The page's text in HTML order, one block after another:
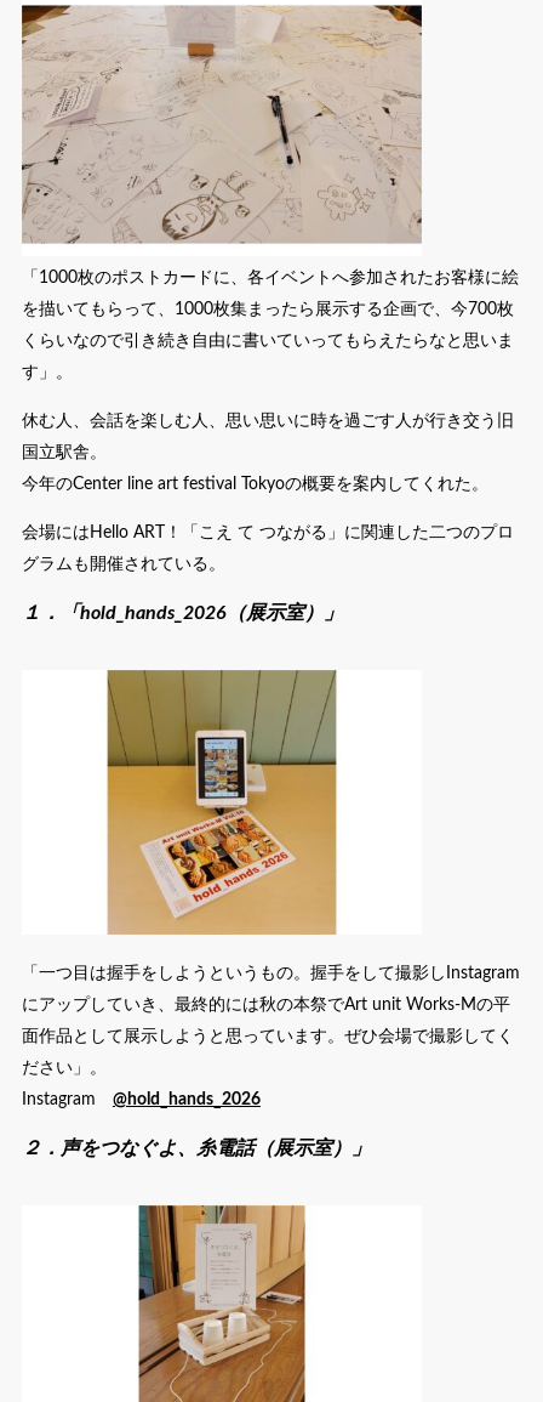
「1000枚のポストカードに、各イベントへ参加されたお客様に絵
を描いてもらって、1000枚集まったら展示する企画で、今700枚
くらいなので引き続き自由に書いていってもらえたらなと思いま
す」。
休む人、会話を楽しむ人、思い思いに時を過ごす人が行き交う旧
国立駅舎。
今年のCenter line art festival Tokyoの概要を案内してくれた。
会場にはHello ART！「こえ て つながる」に関連した二つのプロ
グラムも開催されている。
１．「hold_hands_2026（展示室）」
「一つ目は握手をしようというもの。握手をして撮影しInstagram
にアップしていき、最終的には秋の本祭でArt unit Works-Mの平
面作品として展示しようと思っています。ぜひ会場で撮影してく
ださい」。
Instagram @hold_hands_2026
２．声をつなぐよ、糸電話（展示室）」